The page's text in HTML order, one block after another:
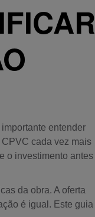
entender
cada vez mais
o investimento antes
da obra. A oferta
é igual. Este guia